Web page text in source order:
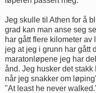
Jeg skulle til Athen for å
grad kan man anse seg
har gått flere kilometer
jeg at jeg i grunn har gått
maratonløpene jeg har
ånd. Jeg husker det
når jeg snakker om
"At least he never